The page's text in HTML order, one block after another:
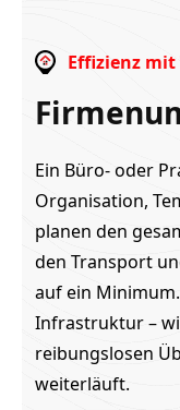
Effizienz
Ein Büro- oder
Organisation,
planen den
den Transport
auf ein
Infrastruktur –
reibungslosen
weiterläuft.